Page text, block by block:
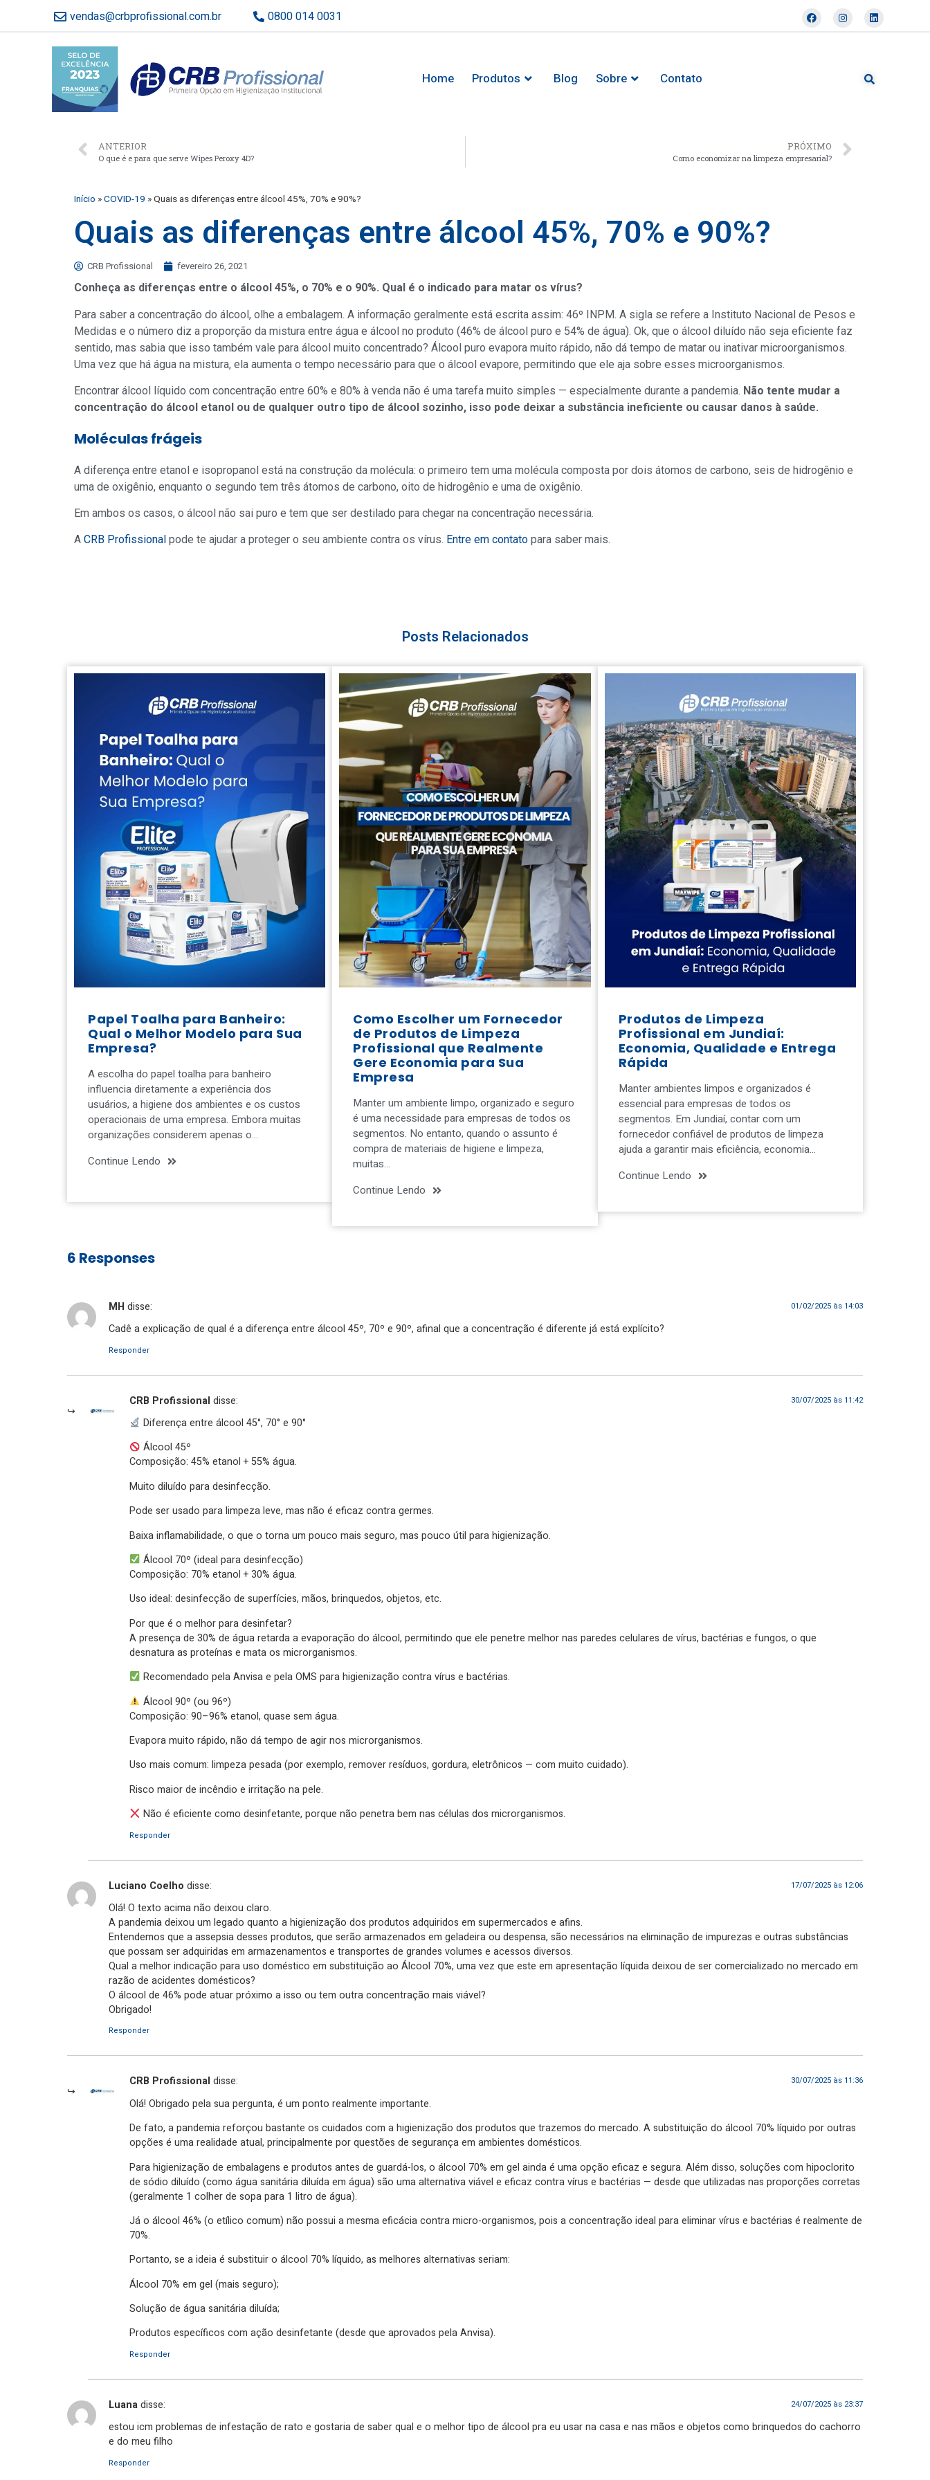
vendas@crbprofissional.com.br 0800 014 0031
Home Produtos Blog Sobre Contato
ANTERIOR
O que é e para que serve Wipes Peroxy 4D?
PRÓXIMO
Como economizar na limpeza empresarial?
Início »COVID-19 »Quais as diferenças entre álcool 45%, 70% e 90%?
Quais as diferenças entre álcool 45%, 70% e 90%?
CRB Profissional fevereiro 26, 2021
Conheça as diferenças entre o álcool 45%, o 70% e o 90%. Qual é o indicado para matar os vírus?
Para saber a concentração do álcool, olhe a embalagem. A informação geralmente está escrita assim: 46º INPM. A sigla se refere a Instituto Nacional de Pesos e
Medidas e o número diz a proporção da mistura entre água e álcool no produto (46% de álcool puro e 54% de água). Ok, que o álcool diluído não seja eficiente faz
sentido, mas sabia que isso também vale para álcool muito concentrado? Álcool puro evapora muito rápido, não dá tempo de matar ou inativar microorganismos.
Uma vez que há água na mistura, ela aumenta o tempo necessário para que o álcool evapore, permitindo que ele aja sobre esses microorganismos.
Encontrar álcool líquido com concentração entre 60% e 80% à venda não é uma tarefa muito simples — especialmente durante a pandemia. Não tente mudar a
concentração do álcool etanol ou de qualquer outro tipo de álcool sozinho, isso pode deixar a substância ineficiente ou causar danos à saúde.
Moléculas frágeis
A diferença entre etanol e isopropanol está na construção da molécula: o primeiro tem uma molécula composta por dois átomos de carbono, seis de hidrogênio e
uma de oxigênio, enquanto o segundo tem três átomos de carbono, oito de hidrogênio e uma de oxigênio.
Em ambos os casos, o álcool não sai puro e tem que ser destilado para chegar na concentração necessária.
A CRB Profissional pode te ajudar a proteger o seu ambiente contra os vírus. Entre em contato para saber mais.
Posts Relacionados
Papel Toalha para Banheiro:
Qual o Melhor Modelo para Sua
Empresa?
A escolha do papel toalha para banheiro
influencia diretamente a experiência dos
usuários, a higiene dos ambientes e os custos
operacionais de uma empresa. Embora muitas
organizações considerem apenas o…
Continue Lendo
Como Escolher um Fornecedor
de Produtos de Limpeza
Profissional que Realmente
Gere Economia para Sua
Empresa
Manter um ambiente limpo, organizado e seguro
é uma necessidade para empresas de todos os
segmentos. No entanto, quando o assunto é
compra de materiais de higiene e limpeza,
muitas…
Continue Lendo
Produtos de Limpeza
Profissional em Jundiaí:
Economia, Qualidade e Entrega
Rápida
Manter ambientes limpos e organizados é
essencial para empresas de todos os
segmentos. Em Jundiaí, contar com um
fornecedor confiável de produtos de limpeza
ajuda a garantir mais eficiência, economia…
Continue Lendo
6 Responses
MH disse: 01/02/2025 às 14:03
Cadê a explicação de qual é a diferença entre álcool 45º, 70º e 90º, afinal que a concentração é diferente já está explícito?
Responder
CRB Profissional disse: 30/07/2025 às 11:42
Diferença entre álcool 45°, 70° e 90°
Álcool 45º
Composição: 45% etanol + 55% água.
Muito diluído para desinfecção.
Pode ser usado para limpeza leve, mas não é eficaz contra germes.
Baixa inflamabilidade, o que o torna um pouco mais seguro, mas pouco útil para higienização.
Álcool 70º (ideal para desinfecção)
Composição: 70% etanol + 30% água.
Uso ideal: desinfecção de superfícies, mãos, brinquedos, objetos, etc.
Por que é o melhor para desinfetar?
A presença de 30% de água retarda a evaporação do álcool, permitindo que ele penetre melhor nas paredes celulares de vírus, bactérias e fungos, o que
desnatura as proteínas e mata os microrganismos.
Recomendado pela Anvisa e pela OMS para higienização contra vírus e bactérias.
Álcool 90º (ou 96º)
Composição: 90–96% etanol, quase sem água.
Evapora muito rápido, não dá tempo de agir nos microrganismos.
Uso mais comum: limpeza pesada (por exemplo, remover resíduos, gordura, eletrônicos — com muito cuidado).
Risco maior de incêndio e irritação na pele.
Não é eficiente como desinfetante, porque não penetra bem nas células dos microrganismos.
Responder
Luciano Coelho disse: 17/07/2025 às 12:06
Olá! O texto acima não deixou claro.
A pandemia deixou um legado quanto a higienização dos produtos adquiridos em supermercados e afins.
Entendemos que a assepsia desses produtos, que serão armazenados em geladeira ou despensa, são necessários na eliminação de impurezas e outras substâncias
que possam ser adquiridas em armazenamentos e transportes de grandes volumes e acessos diversos.
Qual a melhor indicação para uso doméstico em substituição ao Álcool 70%, uma vez que este em apresentação líquida deixou de ser comercializado no mercado em
razão de acidentes domésticos?
O álcool de 46% pode atuar próximo a isso ou tem outra concentração mais viável?
Obrigado!
Responder
CRB Profissional disse: 30/07/2025 às 11:36
Olá! Obrigado pela sua pergunta, é um ponto realmente importante.
De fato, a pandemia reforçou bastante os cuidados com a higienização dos produtos que trazemos do mercado. A substituição do álcool 70% líquido por outras
opções é uma realidade atual, principalmente por questões de segurança em ambientes domésticos.
Para higienização de embalagens e produtos antes de guardá-los, o álcool 70% em gel ainda é uma opção eficaz e segura. Além disso, soluções com hipoclorito
de sódio diluído (como água sanitária diluída em água) são uma alternativa viável e eficaz contra vírus e bactérias — desde que utilizadas nas proporções corretas
(geralmente 1 colher de sopa para 1 litro de água).
Já o álcool 46% (o etílico comum) não possui a mesma eficácia contra micro-organismos, pois a concentração ideal para eliminar vírus e bactérias é realmente de
70%.
Portanto, se a ideia é substituir o álcool 70% líquido, as melhores alternativas seriam:
Álcool 70% em gel (mais seguro);
Solução de água sanitária diluída;
Produtos específicos com ação desinfetante (desde que aprovados pela Anvisa).
Responder
Luanadisse: 24/07/2025 às 23:37
estou icm problemas de infestação de rato e gostaria de saber qual e o melhor tipo de álcool pra eu usar na casa e nas mãos e objetos como brinquedos do cachorro
e do meu filho
Responder